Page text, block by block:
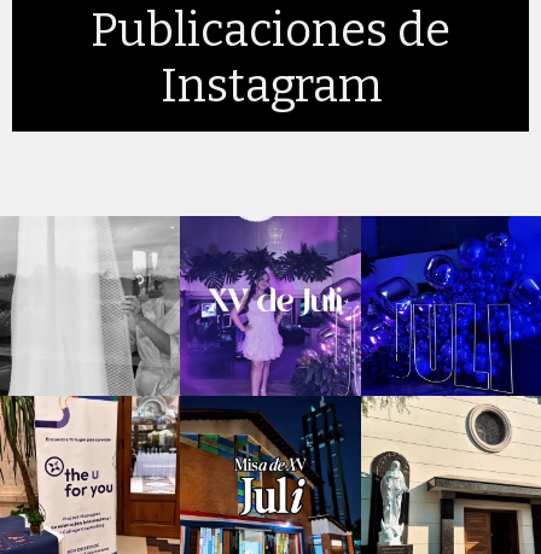
Publicaciones de
Instagram